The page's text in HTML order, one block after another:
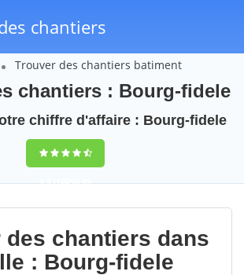
chantiers
Trouver des chantiers batiment
chantiers : Bourg-fidele
chiffre d'affaire : Bourg-fidele
9,5(100%)45
votes
des chantiers dans
: Bourg-fidele